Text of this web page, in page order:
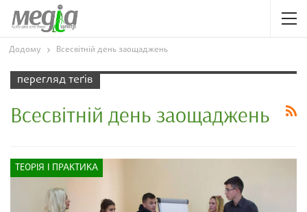
Додому Всесвітній день заощаджень
перегляд теґів
Всесвітній день заощаджень
ТЕОРІЯ І ПРАКТИКА